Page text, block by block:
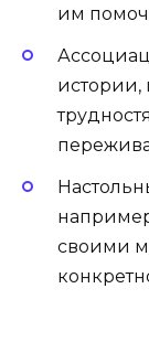
им
истории,
своими